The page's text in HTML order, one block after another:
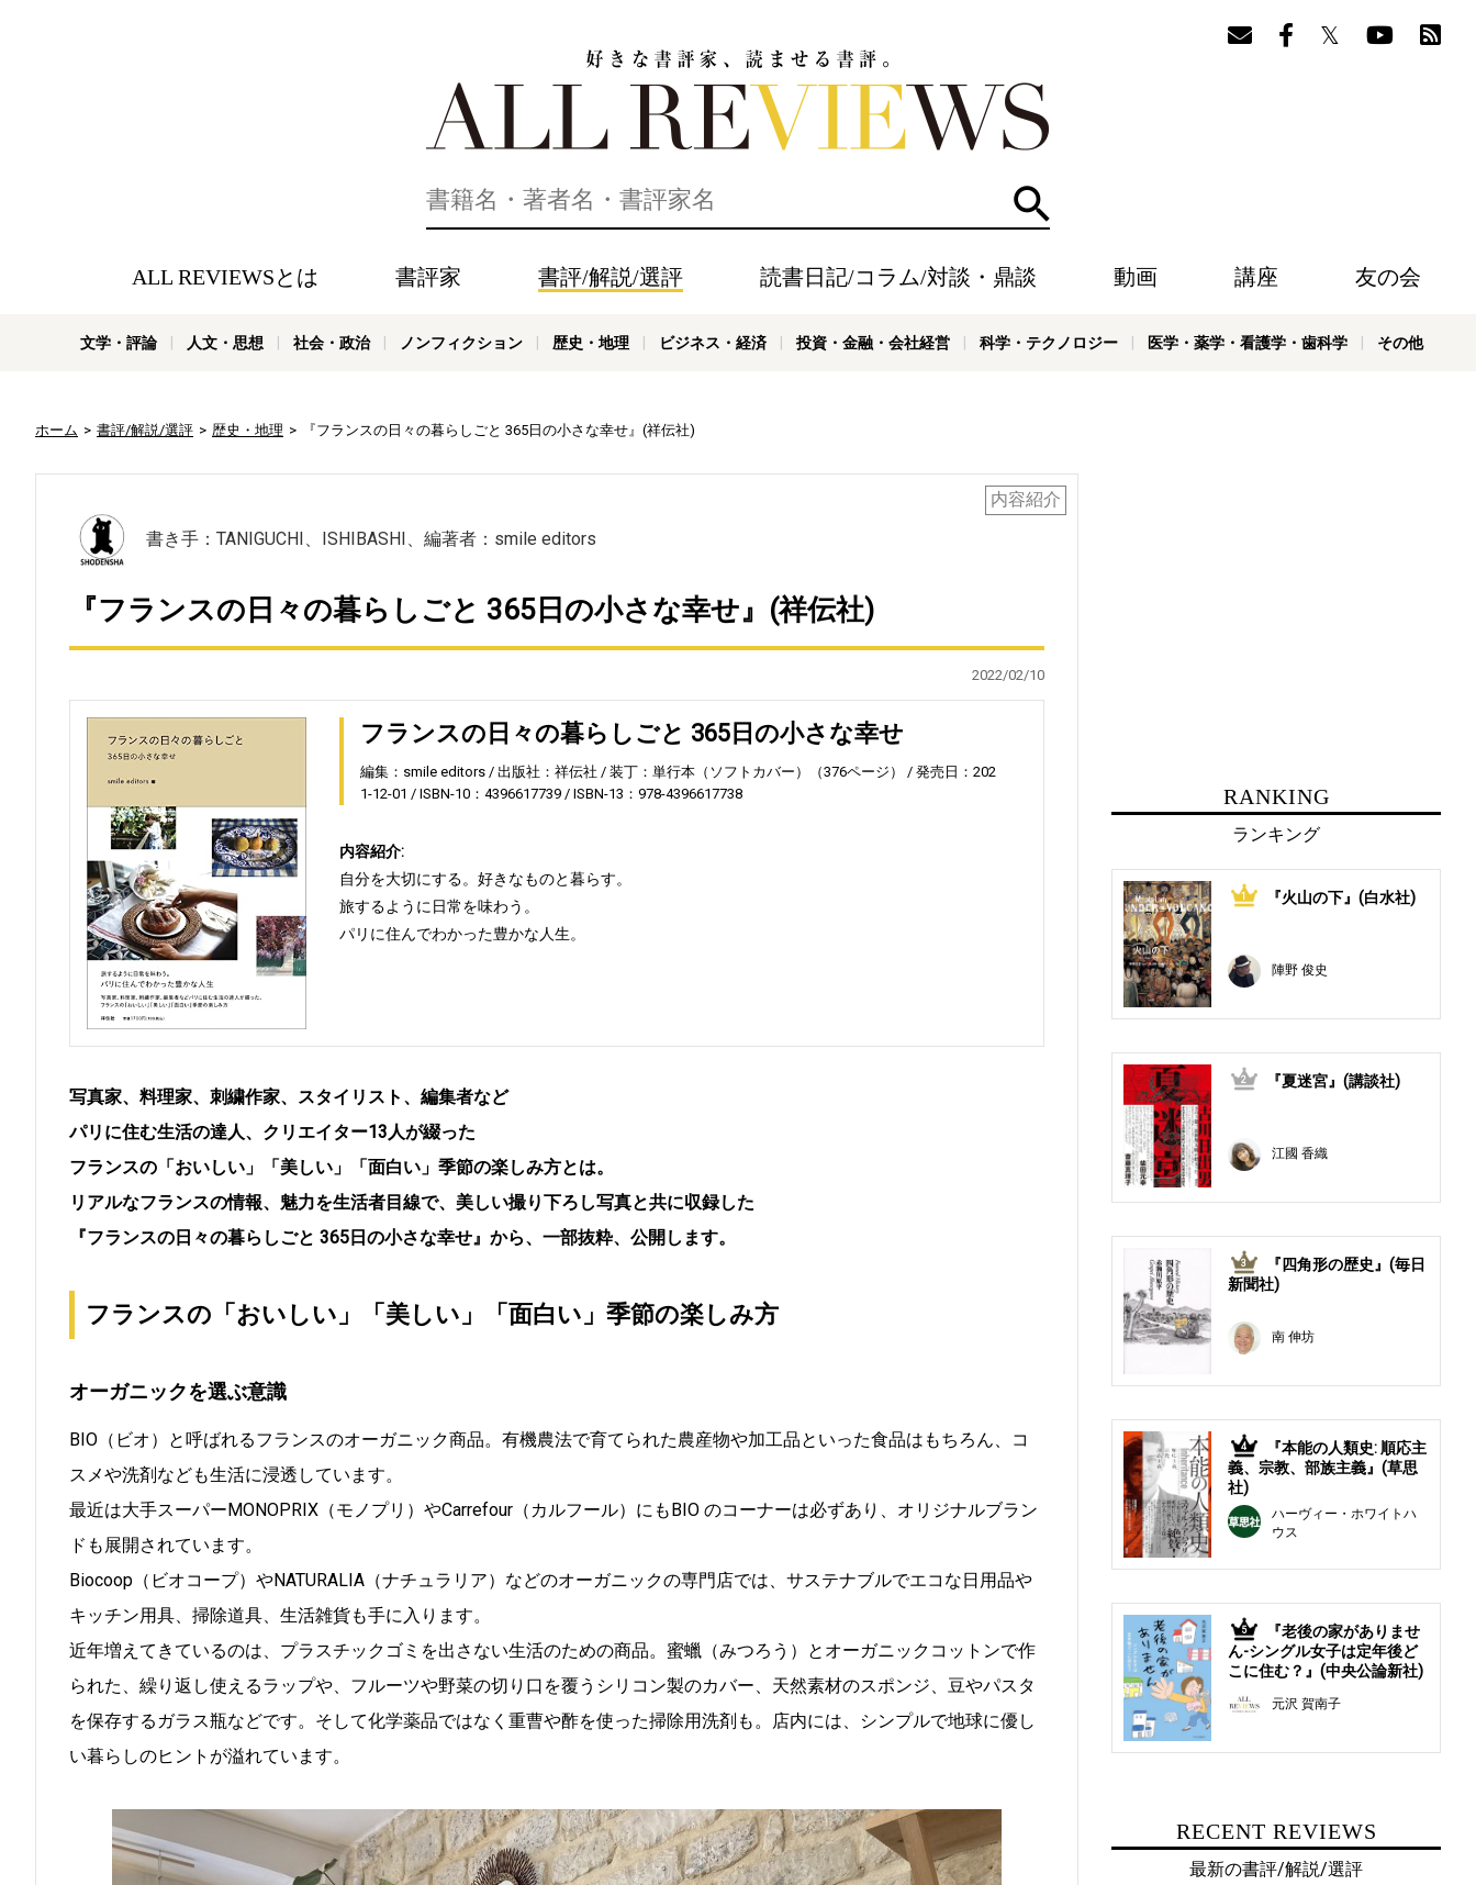
検索
ALL REVIEWSとは 書評家 書評/解説/選評 読書日記/コラム/対談・鼎談 動画 講座 友の会
文学・評論 人文・思想 社会・政治 ノンフィクション 歴史・地理 ビジネス・経済 投資・金融・会社経営 科学・テクノロジー 医学・薬学・看護学・歯科学 その他
ホーム 書評/解説/選評 歴史・地理 『フランスの日々の暮らしごと 365日の小さな幸せ』(祥伝社)
内容紹介
書き手：TANIGUCHI、ISHIBASHI、編著者：smile editors
『フランスの日々の暮らしごと 365日の小さな幸せ』(祥伝社)
2022/02/10
フランスの日々の暮らしごと 365日の小さな幸せ
編集：smile editors 出版社：祥伝社 装丁：単行本（ソフトカバー）（376ページ）
発売日：202
1-12-01
ISBN-10：4396617739 ISBN-13：978-4396617738
内容紹介:
自分を大切にする。好きなものと暮らす。
旅するように日常を味わう。
パリに住んでわかった豊かな人生。
写真家、料理家、刺繍作家、スタイリスト、編集者など
パリに住む生活の達人、クリエイター13人が綴った
フランスの「おいしい」「美しい」「面白い」季節の楽しみ方とは。
リアルなフランスの情報、魅力を生活者目線で、美しい撮り下ろし写真と共に収録した
『フランスの日々の暮らしごと 365日の小さな幸せ』から、一部抜粋、公開します。
フランスの「おいしい」「美しい」「面白い」季節の楽しみ方
オーガニックを選ぶ意識
BIO（ビオ）と呼ばれるフランスのオーガニック商品。有機農法で育てられた農産物や加工品といった食品はもちろん、コ
スメや洗剤なども生活に浸透しています。
最近は大手スーパーMONOPRIX（モノプリ）やCarrefour（カルフール）にもBIO のコーナーは必ずあり、オリジナルブラン
ドも展開されています。
Biocoop（ビオコープ）やNATURALIA（ナチュラリア）などのオーガニックの専門店では、サステナブルでエコな日用品や
キッチン用具、掃除道具、生活雑貨も手に入ります。
近年増えてきているのは、プラスチックゴミを出さない生活のための商品。蜜蠟（みつろう）とオーガニックコットンで作
られた、繰り返し使えるラップや、フルーツや野菜の切り口を覆うシリコン製のカバー、天然素材のスポンジ、豆やパスタ
を保存するガラス瓶などです。そして化学薬品ではなく重曹や酢を使った掃除用洗剤も。店内には、シンプルで地球に優し
い暮らしのヒントが溢れています。
RANKING
ランキング
1 『火山の下』(白水社)
陣野 俊史
2 『夏迷宮』(講談社)
江國 香織
3
『四角形の歴史』(毎日
新聞社)
南 伸坊
4
『本能の人類史: 順応主
義、宗教、部族主義』(草思
社)
ハーヴィー・ホワイトハ
ウス
5
『老後の家がありませ
ん-シングル女子は定年後ど
こに住む？』(中央公論新社)
元沢 賀南子
RECENT REVIEWS
最新の書評/解説/選評